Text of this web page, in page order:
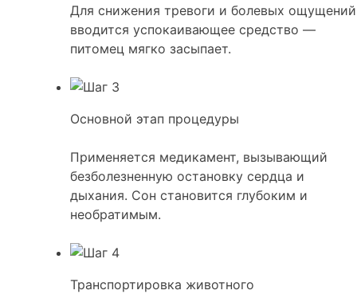
Для снижения тревоги и болевых ощущений
вводится успокаивающее средство —
питомец мягко засыпает.
Основной этап процедуры
Применяется медикамент, вызывающий
безболезненную остановку сердца и
дыхания. Сон становится глубоким и
необратимым.
Транспортировка животного